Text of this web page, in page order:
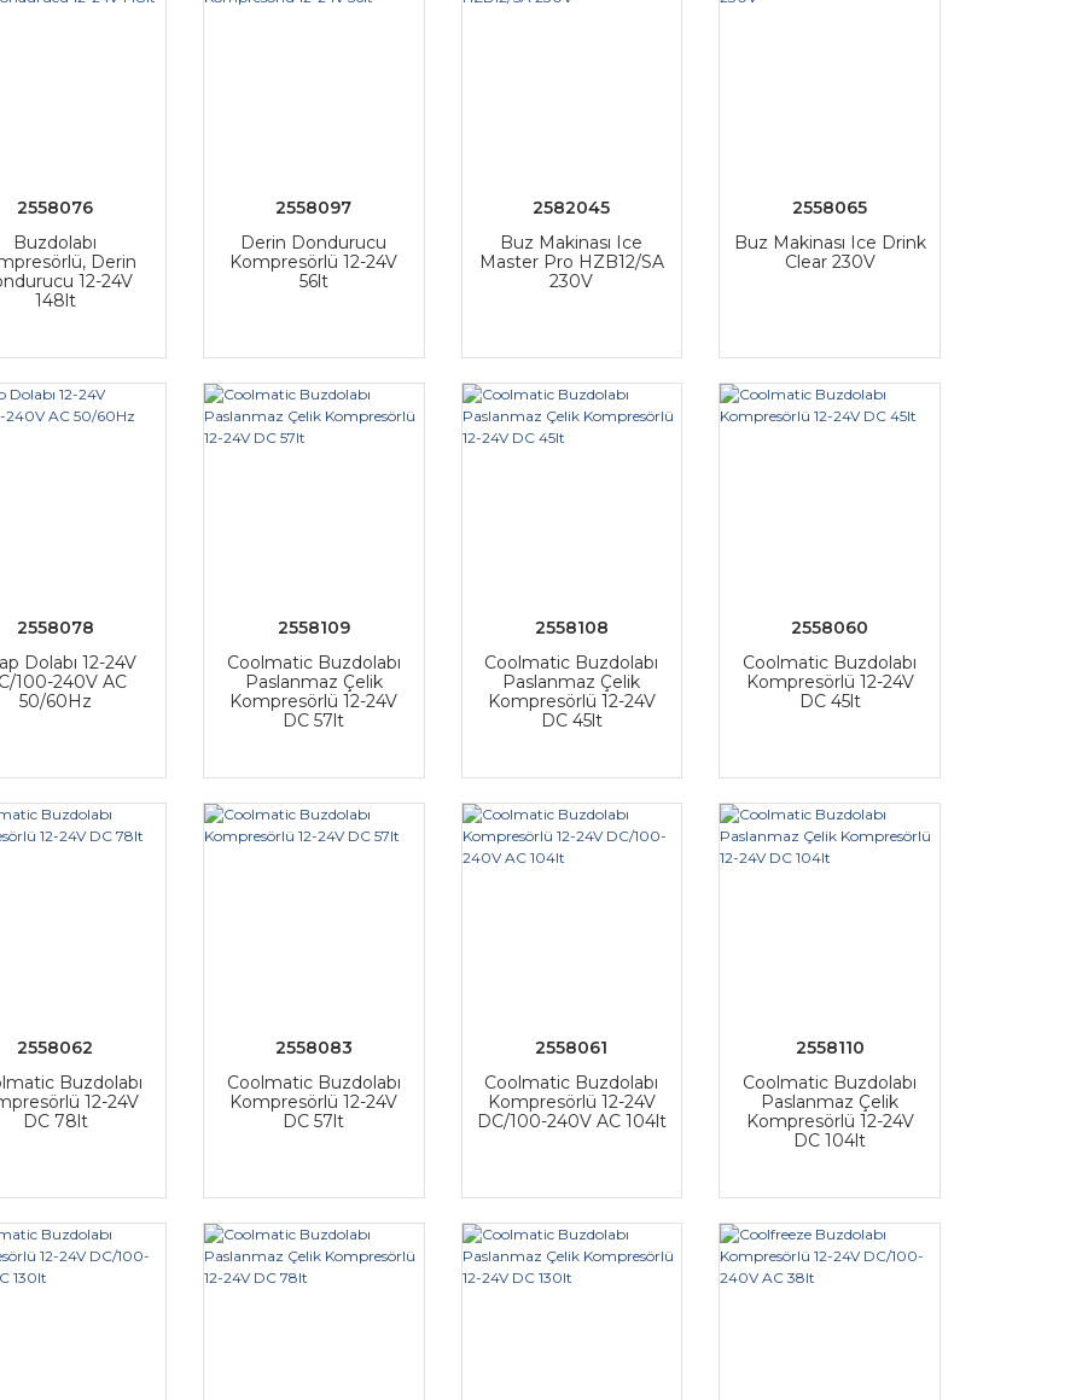
2558076
Buzdolabı
Derin
12-24V
148lt
2558097
Derin Dondurucu
Kompresörlü 12-24V
56lt
2582045
Buz Makinası Ice
Master Pro HZB12/SA
230V
2558065
Buz Makinası Ice Drink
Clear 230V
2558078
Dolabı 12-24V
100-240V AC
50/60Hz
2558109
Coolmatic Buzdolabı
Paslanmaz Çelik
Kompresörlü 12-24V
DC 57lt
2558108
Coolmatic Buzdolabı
Paslanmaz Çelik
Kompresörlü 12-24V
DC 45lt
2558060
Coolmatic Buzdolabı
Kompresörlü 12-24V
DC 45lt
2558062
Buzdolabı
12-24V
DC 78lt
2558083
Coolmatic Buzdolabı
Kompresörlü 12-24V
DC 57lt
2558061
Coolmatic Buzdolabı
Kompresörlü 12-24V
DC/100-240V AC 104lt
2558110
Coolmatic Buzdolabı
Paslanmaz Çelik
Kompresörlü 12-24V
DC 104lt